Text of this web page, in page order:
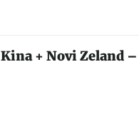
Kina + Novi Zeland